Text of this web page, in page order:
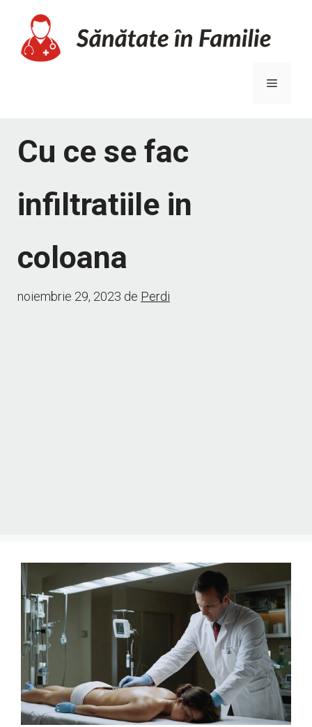
conținut
Meniu
Cu ce se fac
infiltratiile in
coloana
noiembrie 29, 2023 de Perdi